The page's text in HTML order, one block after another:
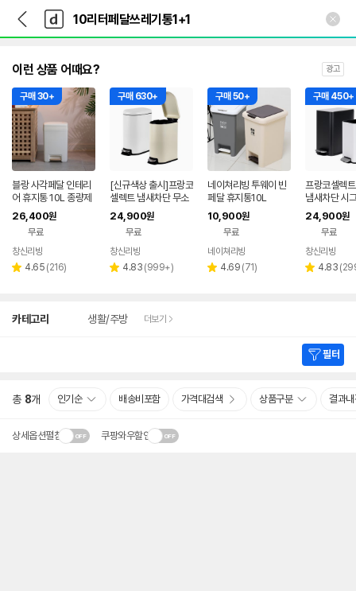
다
나
와
가
다
와
인
이런 상품 어때요? 광고
구매 30+
블랑 사각페달 인테리
어 휴지통 10L 종량제
쓰레기통 미니 카페 화
장실 사무실
26,400원
무료
창신리빙
별 4.65 리
(216)
구매 630+
[신규색상 출시]프랑코
셀렉트 냄새차단 무소
음 철제 페달휴지통10
L (돔타원)
24,900원
무료
창신리빙
별 4.83 리
(999+)
구매 50+
네이쳐리빙 투웨이 빈
페달 휴지통10L
10,900원
무료
네이쳐리빙
별 4.69 리
(71)
구매 450+
프랑코셀렉
냄새차단 시
제 페달휴지
림사각)
24,900원
무료
창신리빙
별 4.83 리
(
카테고리 생활/주방 더보기
필터
총 8개 인기순 배송비포함 가격대검색 상품구분 결과
상세옵션펼침 쿠팡와우할인